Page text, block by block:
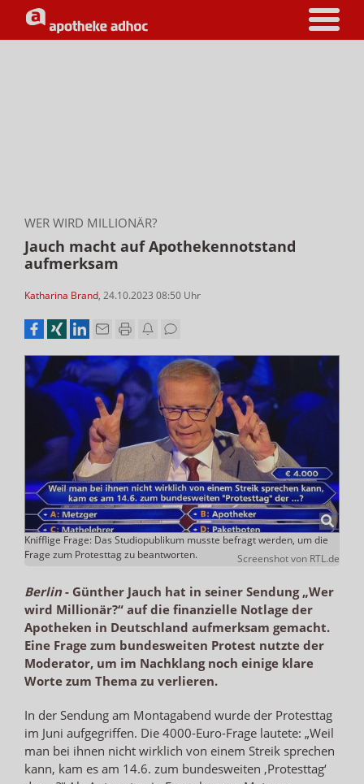
WER WIRD MILLIONÄR?
Jauch macht auf Apothekennotstand
aufmerksam
Katharina Brand, 24.10.2023 08:50 Uhr
Knifflige Frage: Das Studiopublikum musste befragt werden, um die
Frage zum Protesttag zu beantworten.
Screenshot von RTL.de
Berlin- Günther Jauch hat in seiner Sendung „Wer
wird Millionär?“ auf die finanzielle Notlage der
Apotheken in Deutschland aufmerksam gemacht.
Eine Frage zum bundesweiten Protest nutzte der
Moderator, um im Nachklang noch einige klare
Worte zum Thema zu verlieren.
In der Sendung am Montagabend wurde der Protesttag
im Juni aufgegriffen. Die 4000-Euro-Frage lautete: „Weil
man bei ihnen nicht wirklich von einem Streik sprechen
kann, kam es am 14.6. zum bundesweiten ‚Protesttag‘